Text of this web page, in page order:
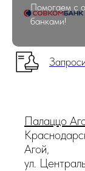
Помогаем с
банками!
Палаццо
Агой,
ул.